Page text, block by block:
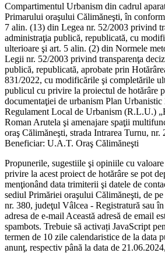
Compartimentul Urbanism din cadrul
Primarului oraşului Călimăneşti, în
7 alin. (13) din Legea nr. 52/2003 privind
administraţia publică, republicată, cu
ulterioare şi art. 5 alin. (2) din Normele
Legii nr. 52/2003 privind transparenţa
publică, republicată, aprobate prin
831/2022, cu modificările şi completările
publicul cu privire la proiectul de hotărâre
documentaţiei de urbanism Plan
Regulament Local de Urbanism (R.L.U.)
Roman Arutela şi amenajare spaţii
oraş Călimăneşti, strada Intrarea Turnu,
Beneficiar: U.A.T. Oraş Călimăneşti
Propunerile, sugestiile şi opiniile cu
privire la acest proiect de hotărâre se pot
menţionând data trimiterii şi datele de
sediul Primăriei oraşului Călimăneşti, de
nr. 380, judeţul Vâlcea - Registratură sau
adresa de e-mail Această adresă de email
spambots. Trebuie să activați JavaScript
termen de 10 zile calendaristice de la data
anunţ, respectiv până la data de